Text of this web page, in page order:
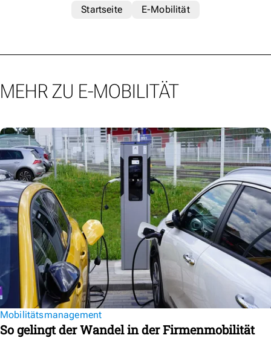
Startseite
E-Mobilität
MEHR ZU E-MOBILITÄT
Mobilitätsmanagement
So gelingt der Wandel in der Firmenmobilität